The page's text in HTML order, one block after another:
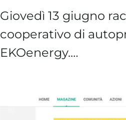
Giovedì 13 giugno
cooperativo di
EKOenergy.…